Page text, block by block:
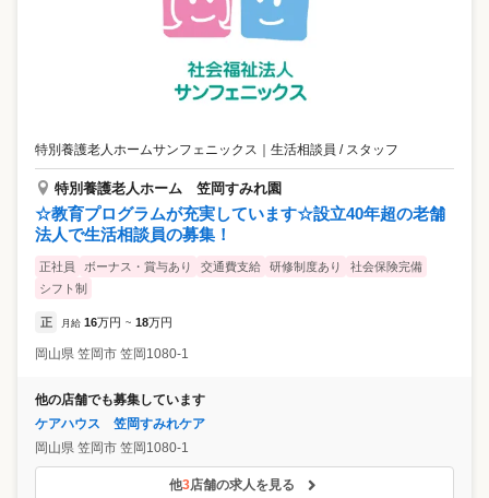
特別養護老人ホームサンフェニックス 生活相談員 / スタッフ
特別養護老人ホーム 笠岡すみれ園
☆教育プログラムが充実しています☆設立40年超の老舗
法人で生活相談員の募集！
正社員 ボーナス・賞与あり 交通費支給 研修制度あり
社会保険完備
シフト制
正 月給 16万円 ~ 18万円
岡山県 笠岡市 笠岡1080-1
他の店舗でも募集しています
ケアハウス 笠岡すみれケア
岡山県 笠岡市 笠岡1080-1
他3店舗の求人を見る